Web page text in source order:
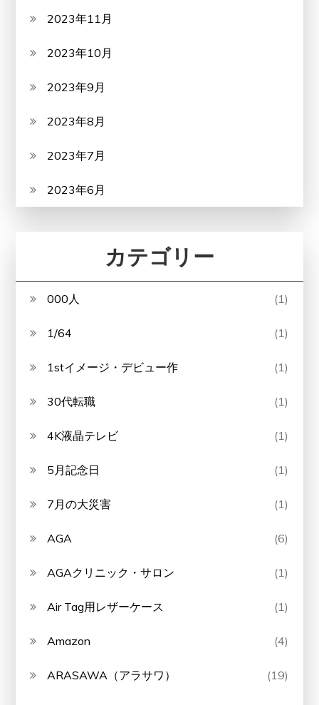
2023年11月
2023年10月
2023年9月
2023年8月
2023年7月
2023年6月
カテゴリー
000人 (1)
1/64 (1)
1stイメージ・デビュー作 (1)
30代転職 (1)
4K液晶テレビ (1)
5月記念日 (1)
7月の大災害 (1)
AGA (6)
AGAクリニック・サロン (1)
Air Tag用レザーケース (1)
Amazon (4)
ARASAWA（アラサワ） (19)